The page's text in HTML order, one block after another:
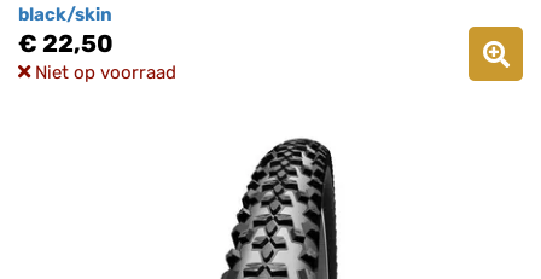
black/skin
€ 22,50
Niet op voorraad